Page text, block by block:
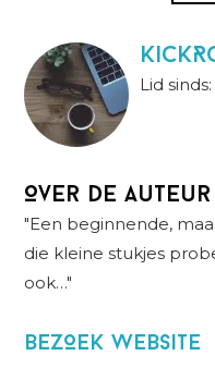
Lid
Over de auteur
"Een beginnende,
die kleine stukjes
ook…"
BezOek website